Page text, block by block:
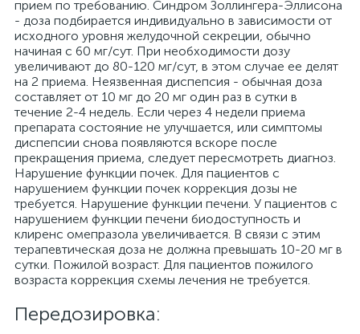
прием по требованию. Синдром Золлингера-Эллисона
- доза подбирается индивидуально в зависимости от
исходного уровня желудочной секреции, обычно
начиная с 60 мг/сут. При необходимости дозу
увеличивают до 80-120 мг/сут, в этом случае ее делят
на 2 приема. Неязвенная диспепсия - обычная доза
составляет от 10 мг до 20 мг один раз в сутки в
течение 2-4 недель. Если через 4 недели приема
препарата состояние не улучшается, или симптомы
диспепсии снова появляются вскоре после
прекращения приема, следует пересмотреть диагноз.
Нарушение функции почек. Для пациентов с
нарушением функции почек коррекция дозы не
требуется. Нарушение функции печени. У пациентов с
нарушением функции печени биодоступность и
клиренс омепразола увеличивается. В связи с этим
терапевтическая доза не должна превышать 10-20 мг в
сутки. Пожилой возраст. Для пациентов пожилого
возраста коррекция схемы лечения не требуется.
Передозировка: